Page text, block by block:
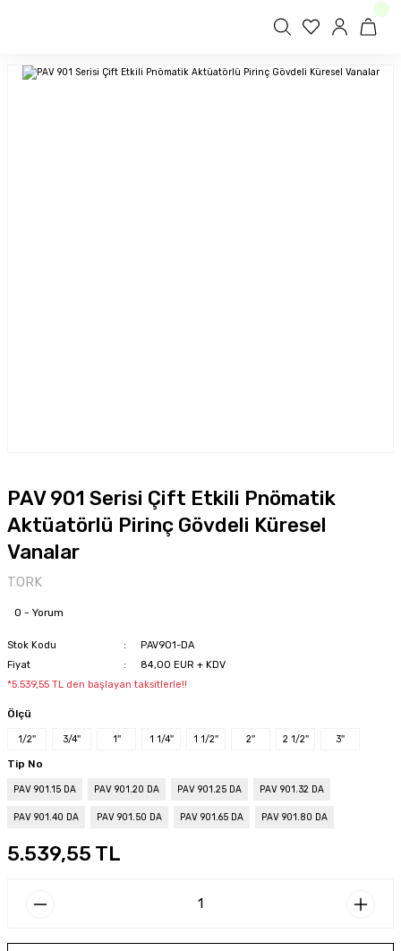
PAV 901 Serisi Çift Etkili Pnömatik
Aktüatörlü Pirinç Gövdeli Küresel
Vanalar
TORK
0 - Yorum
Stok Kodu
PAV901-DA
Fiyat
84,00 EUR + KDV
*5.539,55 TL den başlayan taksitlerle!!
Ölçü
1/2'' 3/4'' 1'' 1 1/4'' 1 1/2'' 2'' 2 1/2'' 3''
Tip No
PAV 901.15 DA PAV 901.20 DA PAV 901.25 DA PAV 901.32 DA
PAV 901.40 DA PAV 901.50 DA PAV 901.65 DA PAV 901.80 DA
5.539,55 TL